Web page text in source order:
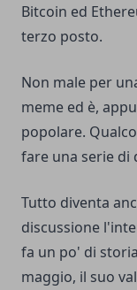
Bitcoin ed
terzo posto.
Non male per
meme ed è,
popolare.
fare una serie di
Tutto diventa
discussione
fa un po' di
maggio, il suo